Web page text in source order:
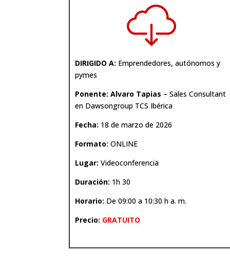
DIRIGIDO A: Emprendedores, autónomos y
pymes
Ponente: Alvaro Tapias – Sales Consultant
en Dawsongroup TCS Ibérica
Fecha: 18 de marzo de 2026
Formato: ONLINE
Lugar: Videoconferencia
Duración: 1h 30
Horario: De 09:00 a 10:30 h a. m.
Precio: GRATUITO